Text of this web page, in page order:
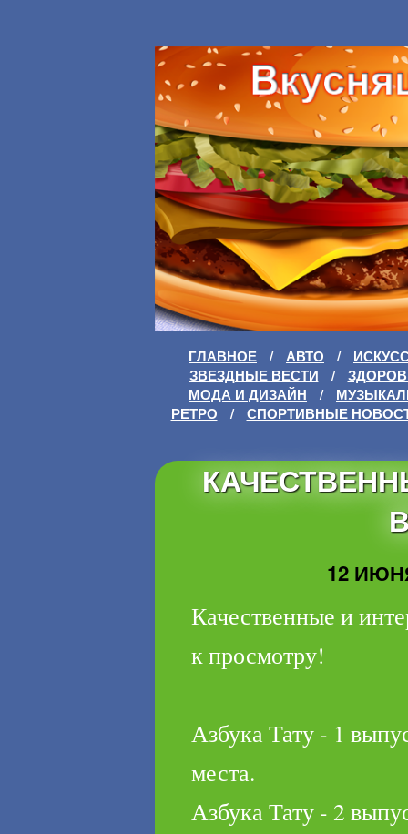
ГЛАВНОЕ / АВТО /
ЗВЕЗДНЫЕ ВЕСТИ
/
МОДА И ДИЗАЙН
/
РЕТРО
/ СПОРТИВНЫЕ
12
Качественные и
к просмотру!
Азбука Тату - 1
места.
Азбука Тату - 2